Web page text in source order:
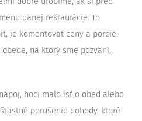
danej reštaurácie. To
je komentovať ceny a porcie.
na ktorý sme pozvaní,
hoci malo ísť o obed alebo
porušenie dohody, ktoré